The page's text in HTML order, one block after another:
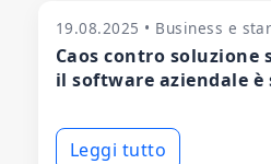
19.08.2025 • Business e
Caos contro soluzione
il software aziendale
Leggi tutto